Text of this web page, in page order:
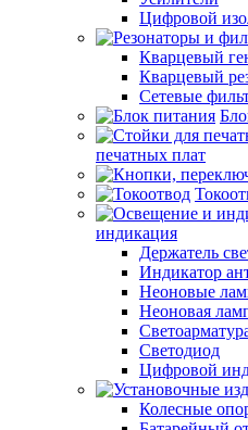
Цифровой
Кварцевый
Кварцевый
Сетевые
печатных плат
индикация
Держатель
Индикатор
Неоновые
Неоновая
Светодиод
Цифровой
Колесные